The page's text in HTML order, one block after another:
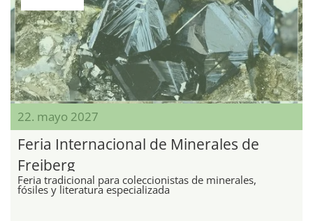
22. mayo 2027
Feria Internacional de Minerales de
Freiberg
Feria tradicional para coleccionistas de minerales,
fósiles y literatura especializada